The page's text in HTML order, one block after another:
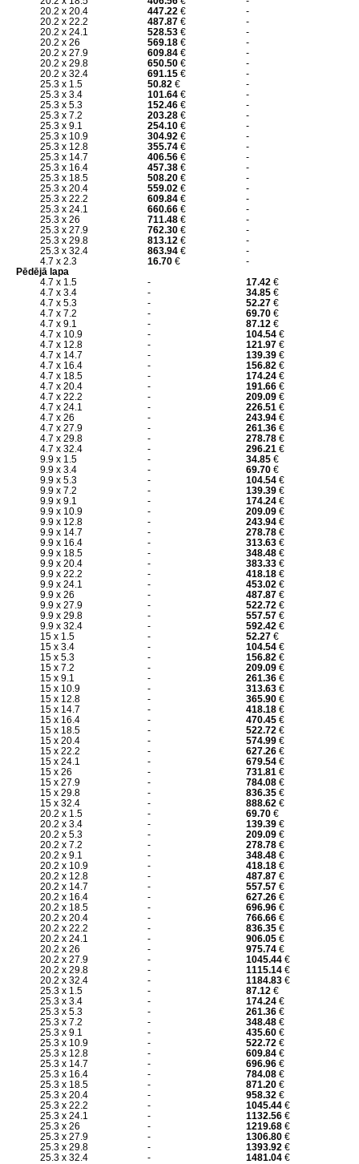
20.2 x 20.4
447.22€
-
20.2 x 22.2
487.87€
-
20.2 x 24.1
528.53€
-
20.2 x 26
569.18€
-
20.2 x 27.9
609.84€
-
20.2 x 29.8
650.50€
-
20.2 x 32.4
691.15€
-
25.3 x 1.5
50.82€
-
25.3 x 3.4
101.64€
-
25.3 x 5.3
152.46€
-
25.3 x 7.2
203.28€
-
25.3 x 9.1
254.10€
-
25.3 x 10.9
304.92€
-
25.3 x 12.8
355.74€
-
25.3 x 14.7
406.56€
-
25.3 x 16.4
457.38€
-
25.3 x 18.5
508.20€
-
25.3 x 20.4
559.02€
-
25.3 x 22.2
609.84€
-
25.3 x 24.1
660.66€
-
25.3 x 26
711.48€
-
25.3 x 27.9
762.30€
-
25.3 x 29.8
813.12€
-
25.3 x 32.4
863.94€
-
4.7 x 2.3
16.70€
-
Pēdējā lapa
4.7 x 1.5
- 17.42€
4.7 x 3.4
- 34.85€
4.7 x 5.3
- 52.27€
4.7 x 7.2
- 69.70€
4.7 x 9.1
- 87.12€
4.7 x 10.9
- 104.54€
4.7 x 12.8
- 121.97€
4.7 x 14.7
- 139.39€
4.7 x 16.4
- 156.82€
4.7 x 18.5
- 174.24€
4.7 x 20.4
- 191.66€
4.7 x 22.2
- 209.09€
4.7 x 24.1
- 226.51€
4.7 x 26
- 243.94€
4.7 x 27.9
- 261.36€
4.7 x 29.8
- 278.78€
4.7 x 32.4
- 296.21€
9.9 x 1.5
- 34.85€
9.9 x 3.4
- 69.70€
9.9 x 5.3
- 104.54€
9.9 x 7.2
- 139.39€
9.9 x 9.1
- 174.24€
9.9 x 10.9
- 209.09€
9.9 x 12.8
- 243.94€
9.9 x 14.7
- 278.78€
9.9 x 16.4
- 313.63€
9.9 x 18.5
- 348.48€
9.9 x 20.4
- 383.33€
9.9 x 22.2
- 418.18€
9.9 x 24.1
- 453.02€
9.9 x 26
- 487.87€
9.9 x 27.9
- 522.72€
9.9 x 29.8
- 557.57€
9.9 x 32.4
- 592.42€
15 x 1.5
- 52.27€
15 x 3.4
- 104.54€
15 x 5.3
- 156.82€
15 x 7.2
- 209.09€
15 x 9.1
- 261.36€
15 x 10.9
- 313.63€
15 x 12.8
- 365.90€
15 x 14.7
- 418.18€
15 x 16.4
- 470.45€
15 x 18.5
- 522.72€
15 x 20.4
- 574.99€
15 x 22.2
- 627.26€
15 x 24.1
- 679.54€
15 x 26
- 731.81€
15 x 27.9
- 784.08€
15 x 29.8
- 836.35€
15 x 32.4
- 888.62€
20.2 x 1.5
- 69.70€
20.2 x 3.4
- 139.39€
20.2 x 5.3
- 209.09€
20.2 x 7.2
- 278.78€
20.2 x 9.1
- 348.48€
20.2 x 10.9
- 418.18€
20.2 x 12.8
- 487.87€
20.2 x 14.7
- 557.57€
20.2 x 16.4
- 627.26€
20.2 x 18.5
- 696.96€
20.2 x 20.4
- 766.66€
20.2 x 22.2
- 836.35€
20.2 x 24.1
- 906.05€
20.2 x 26
- 975.74€
20.2 x 27.9
- 1045.44€
20.2 x 29.8
- 1115.14€
20.2 x 32.4
- 1184.83€
25.3 x 1.5
- 87.12€
25.3 x 3.4
- 174.24€
25.3 x 5.3
- 261.36€
25.3 x 7.2
- 348.48€
25.3 x 9.1
- 435.60€
25.3 x 10.9
- 522.72€
25.3 x 12.8
- 609.84€
25.3 x 14.7
- 696.96€
25.3 x 16.4
- 784.08€
25.3 x 18.5
- 871.20€
25.3 x 20.4
- 958.32€
25.3 x 22.2
- 1045.44€
25.3 x 24.1
- 1132.56€
25.3 x 26
- 1219.68€
25.3 x 27.9
- 1306.80€
25.3 x 29.8
- 1393.92€
25.3 x 32.4
- 1481.04€